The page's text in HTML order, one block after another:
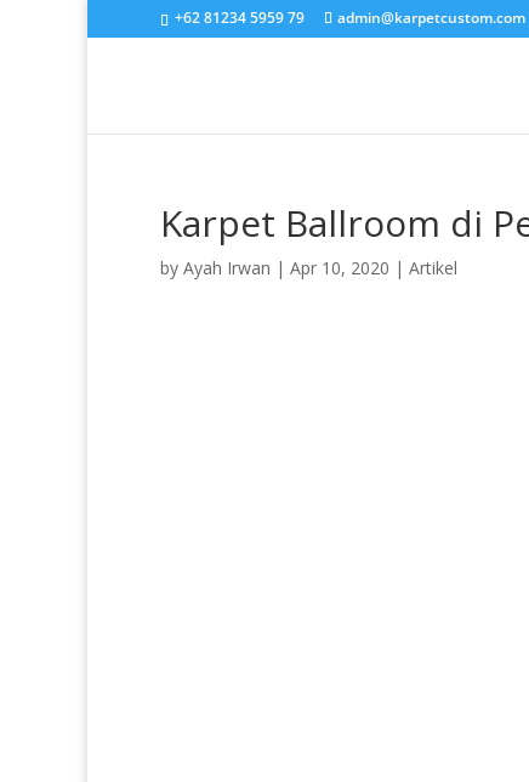
+62 81234 5959 79 admin@karpetcustom.com
Karpet Ballroom di
by Ayah Irwan | Apr 10, 2020 | Artikel